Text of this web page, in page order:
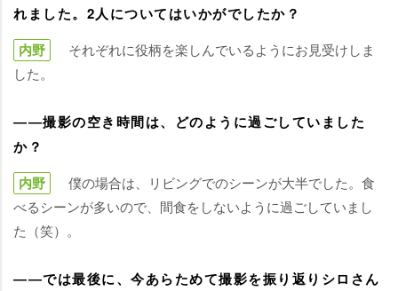
れました。2人についてはいかがでしたか？
内野
それぞれに役柄を楽しんでいるようにお見受けしま
した。
――撮影の空き時間は、どのように過ごしていました
か？
内野
僕の場合は、リビングでのシーンが大半でした。食
べるシーンが多いので、間食をしないように過ごしていまし
た（笑）。
――では最後に、今あらためて撮影を振り返りシロさん